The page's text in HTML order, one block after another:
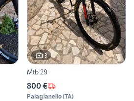
3
Mtb 29
800 €
Palagianello(TA)